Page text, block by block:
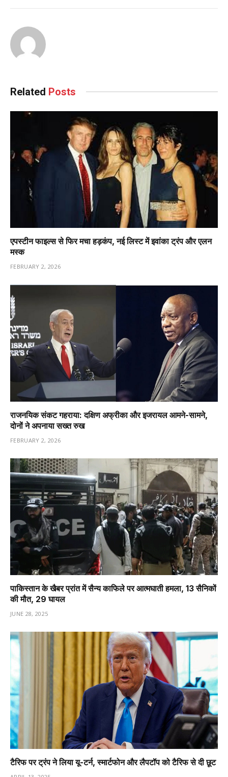
Related Posts
एपस्टीन फाइल्स से फिर मचा हड़कंप, नई लिस्ट में इवांका ट्रंप और एलन
मस्क
FEBRUARY 2, 2026
राजनयिक संकट गहराया: दक्षिण अफ्रीका और इजरायल आमने-सामने,
दोनों ने अपनाया सख्त रुख
FEBRUARY 2, 2026
पाकिस्तान के खैबर प्रांत में सैन्य काफिले पर आत्मघाती हमला, 13 सैनिकों
की मौत, 29 घायल
JUNE 28, 2025
टैरिफ पर ट्रंप ने लिया यू-टर्न, स्मार्टफोन और लैपटॉप को टैरिफ से दी छूट